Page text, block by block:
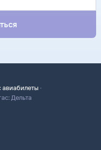
·
Дельта